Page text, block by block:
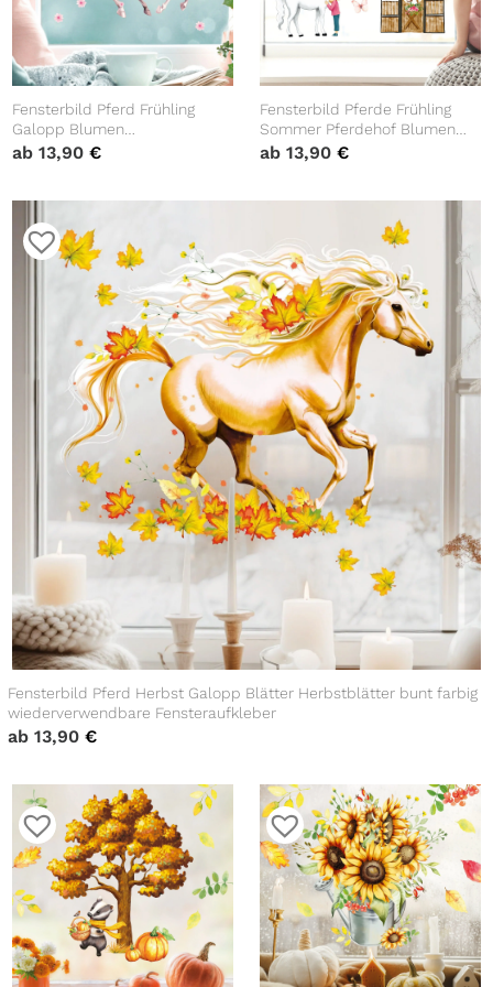
Fensterbild Pferd Frühling
Galopp Blumen
wiederverwendbare
ab13,90€
Fensterbild Pferde Frühling
Sommer Pferdehof Blumen
wiederverwendbare
ab 13,90 €
Fensterbild Pferd Herbst Galopp Blätter Herbstblätter bunt farbig
wiederverwendbare Fensteraufkleber
ab 13,90 €